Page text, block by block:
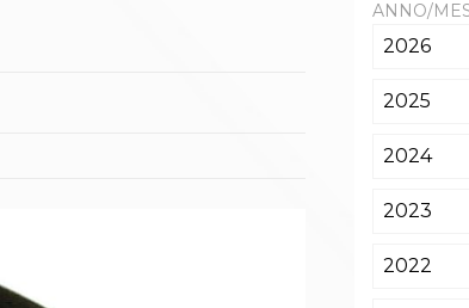
ANNO/
2026
2025
2024
2023
2022